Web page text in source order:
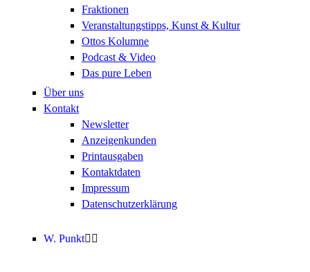
Fraktionen
Veranstaltungstipps, Kunst & Kultur
Ottos Kolumne
Podcast & Video
Das pure Leben
Über uns
Kontakt
Newsletter
Anzeigenkunden
Printausgaben
Kontaktdaten
Impressum
Datenschutzerklärung
W. Punkt